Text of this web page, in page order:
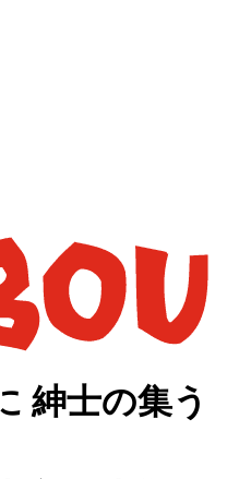
紳士の集う